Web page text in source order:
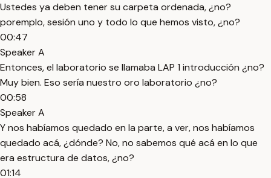
Ustedes ya deben tener su carpeta ordenada, ¿no?
poremplo, sesión uno y todo lo que hemos visto, ¿no?
00:47
Speaker A
Entonces, el laboratorio se llamaba LAP 1 introducción ¿no?
Muy bien. Eso sería nuestro oro laboratorio ¿no?
00:58
Speaker A
Y nos habíamos quedado en la parte, a ver, nos habíamos
quedado acá, ¿dónde? No, no sabemos qué acá en lo que
era estructura de datos, ¿no?
01:14